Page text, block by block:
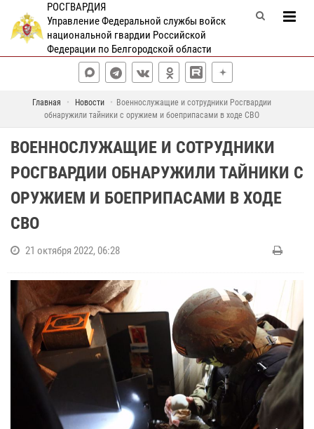
РОСГВАРДИЯ
Управление Федеральной службы войск
национальной гвардии Российской
Федерации по Белгородской области
Главная Новости
Военнослужащие и сотрудники Росгвардии
обнаружили тайники с оружием и боеприпасами в ходе СВО
ВОЕННОСЛУЖАЩИЕ И СОТРУДНИКИ
РОСГВАРДИИ ОБНАРУЖИЛИ ТАЙНИКИ С
ОРУЖИЕМ И БОЕПРИПАСАМИ В ХОДЕ
СВО
21 октября 2022, 06:28